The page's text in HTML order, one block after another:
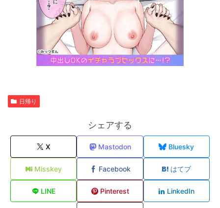
日帰り
シェアする
X Mastodon Bluesky
Misskey Facebook はてブ
LINE Pinterest LinkedIn